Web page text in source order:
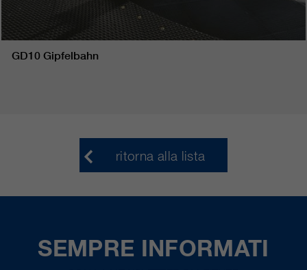
GD10 Gipfelbahn
ritorna alla lista
SEMPRE INFORMATI